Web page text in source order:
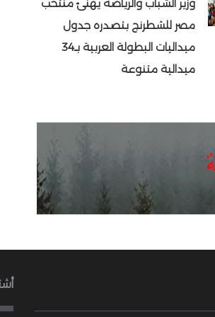
وزير الشباب والرياضة يهنئ منتخب
مصر للشطرنج بتصدره جدول
ميداليات البطولة العربية بـ34
ميدالية متنوعة